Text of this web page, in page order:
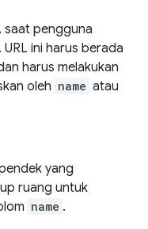
saat pengguna
ini harus berada
harus melakukan
oleh name atau
yang
ruang untuk
name .